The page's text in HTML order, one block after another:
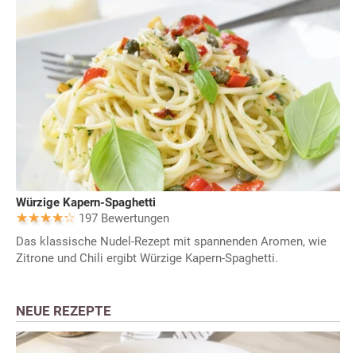
Würzige Kapern-Spaghetti
197 Bewertungen
Das klassische Nudel-Rezept mit spannenden Aromen, wie
Zitrone und Chili ergibt Würzige Kapern-Spaghetti.
NEUE REZEPTE